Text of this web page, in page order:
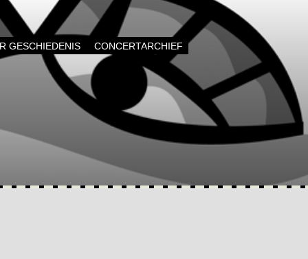
GESCHIEDENIS CONCERTARCHIEF